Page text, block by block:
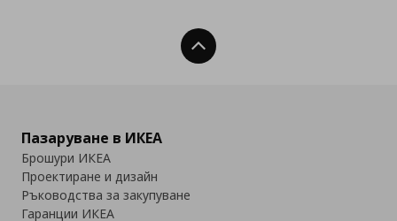
Нагоре
Пазаруване в ИКЕА
Брошури ИКЕА
Проектиране и дизайн
Ръководства за закупуване
Гаранции ИКЕА